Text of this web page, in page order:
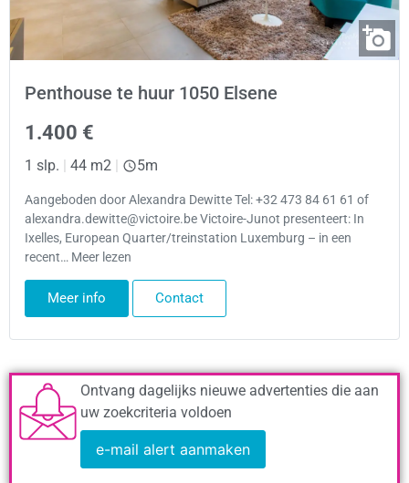
Penthouse te huur 1050 Elsene
1.400 €
1 slp. 44 m2 5m
Aangeboden door Alexandra Dewitte Tel: +32 473 84 61 61 of
alexandra.dewitte@victoire.be Victoire-Junot presenteert: In
Ixelles, European Quarter/treinstation Luxemburg – in een
recent… Meer lezen
Meer info Contact
Ontvang dagelijks nieuwe advertenties die aan
uw zoekcriteria voldoen
e-mail alert aanmaken